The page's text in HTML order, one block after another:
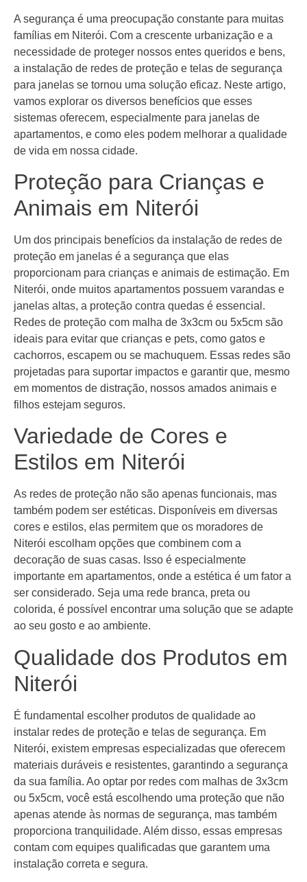
A segurança é uma preocupação constante para muitas
famílias em Niterói. Com a crescente urbanização e a
necessidade de proteger nossos entes queridos e bens,
a instalação de redes de proteção e telas de segurança
para janelas se tornou uma solução eficaz. Neste artigo,
vamos explorar os diversos benefícios que esses
sistemas oferecem, especialmente para janelas de
apartamentos, e como eles podem melhorar a qualidade
de vida em nossa cidade.
Proteção para Crianças e
Animais em Niterói
Um dos principais benefícios da instalação de redes de
proteção em janelas é a segurança que elas
proporcionam para crianças e animais de estimação. Em
Niterói, onde muitos apartamentos possuem varandas e
janelas altas, a proteção contra quedas é essencial.
Redes de proteção com malha de 3x3cm ou 5x5cm são
ideais para evitar que crianças e pets, como gatos e
cachorros, escapem ou se machuquem. Essas redes são
projetadas para suportar impactos e garantir que, mesmo
em momentos de distração, nossos amados animais e
filhos estejam seguros.
Variedade de Cores e
Estilos em Niterói
As redes de proteção não são apenas funcionais, mas
também podem ser estéticas. Disponíveis em diversas
cores e estilos, elas permitem que os moradores de
Niterói escolham opções que combinem com a
decoração de suas casas. Isso é especialmente
importante em apartamentos, onde a estética é um fator a
ser considerado. Seja uma rede branca, preta ou
colorida, é possível encontrar uma solução que se adapte
ao seu gosto e ao ambiente.
Qualidade dos Produtos em
Niterói
É fundamental escolher produtos de qualidade ao
instalar redes de proteção e telas de segurança. Em
Niterói, existem empresas especializadas que oferecem
materiais duráveis e resistentes, garantindo a segurança
da sua família. Ao optar por redes com malhas de 3x3cm
ou 5x5cm, você está escolhendo uma proteção que não
apenas atende às normas de segurança, mas também
proporciona tranquilidade. Além disso, essas empresas
contam com equipes qualificadas que garantem uma
instalação correta e segura.